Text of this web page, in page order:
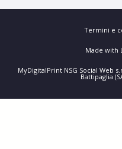
Termini e
Made with
MyDigitalPrint NSG Social Web
Battipaglia